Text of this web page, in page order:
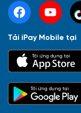
Báo cáo tài chính
Tải iPay Mobile tại
Tải ứng dụng tại
Tải ứng dụng tại